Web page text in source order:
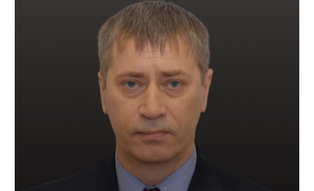
Анастасия Иванова
Ст. инвестиционный консультант в Т - Банке
Private-сегменте, преподаватель в НГУЭУ
по финансовым дисциплинам, опыт
инвестирования > 10 лет
СТОИМОСТЬ ОБУЧЕНИЯ